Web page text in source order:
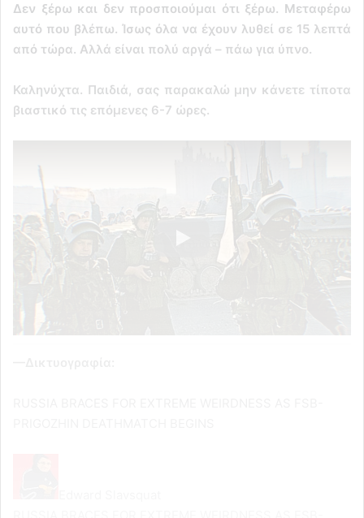
Δεν ξέρω και δεν προσποιούμαι ότι ξέρω. Μεταφέρω
αυτό που βλέπω. Ίσως όλα να έχουν λυθεί σε 15 λεπτά
από τώρα. Αλλά είναι πολύ αργά – πάω για ύπνο.
Καληνύχτα. Παιδιά, σας παρακαλώ μην κάνετε τίποτα
βιαστικό τις επόμενες 6-7 ώρες.